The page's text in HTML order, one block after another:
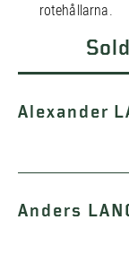
rotehållarna.
Alexander
Anders